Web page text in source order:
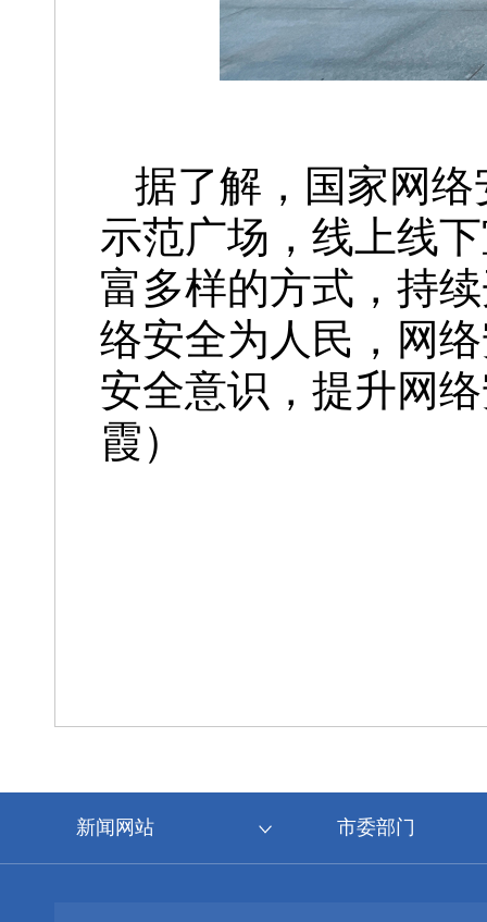
据了解，国家网
示范广场，线上线
富多样的方式，持
络安全为人民，网
安全意识，提升网
霞）
新闻网站 市委部门